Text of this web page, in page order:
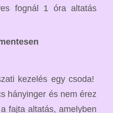
fognál 1 óra altatás
kezelés egy csoda!
hányinger és nem érez
fajta altatás, amelyben